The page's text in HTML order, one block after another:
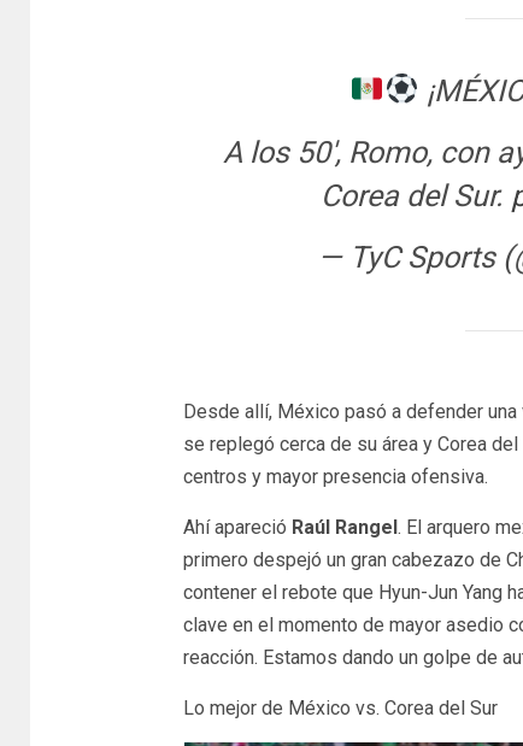
A los 50′, Romo, con
Corea del Sur.
— TyC Sports
Desde allí, México pasó a defender
se replegó cerca de su área y Corea
centros y mayor presencia ofensiva.
Ahí apareció Raúl Rangel. El arquero
primero despejó un gran cabezazo de
contener el rebote que Hyun-Jun Yang
clave en el momento de mayor asedio
reacción. Estamos dando un golpe de
Lo mejor de México vs. Corea del Sur